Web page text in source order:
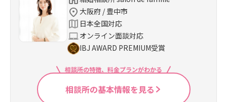
大阪府 / 豊中市
日本全国対応
オンライン面談対応
IBJ AWARD PREMIUM受賞
相談所の特徴、料金プランがわかる
相談所の基本情報を見る